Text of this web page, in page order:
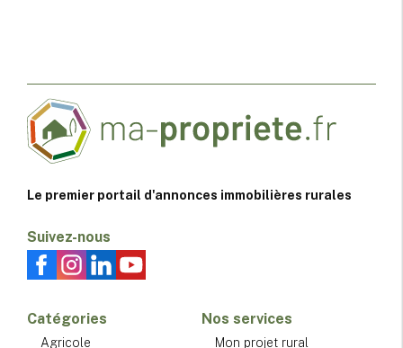
Le premier portail d'annonces immobilières rurales
Suivez-nous
Catégories
Agricole
Nos services
Mon projet rural